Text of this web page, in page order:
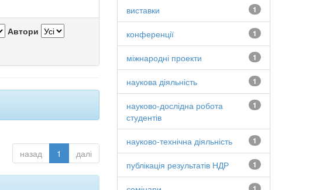
Автори
назад 1 далі
1
виставки
1
конференції
1
міжнародні проекти
1
наукова діяльність
1
науково-дослідна робота
студентів
1
науково-технічна діяльність
1
публікація результатів НДР